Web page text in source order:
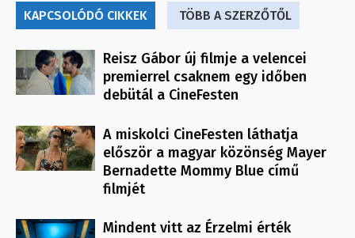
KAPCSOLÓDÓ CIKKEK TÖBB A SZERZŐTŐL
Reisz Gábor új filmje a velencei
premierrel csaknem egy időben
debütál a CineFesten
A miskolci CineFesten láthatja
először a magyar közönség Mayer
Bernadette Mommy Blue című
filmjét
Mindent vitt az Érzelmi érték